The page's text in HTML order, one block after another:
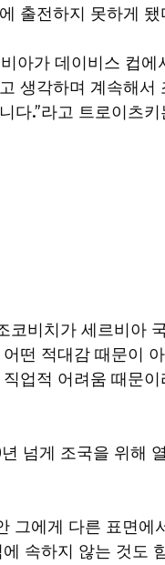
출전하지 못하게 됐
아가 데이비스 컵에
생각하며 계속해서
다.”라고 트로이츠키
코비치가 세르비아
떤 적대감 때문이
업적 어려움 때문이
넘게 조국을 위해
그에게 다른 표면에
속하지 않는 것도